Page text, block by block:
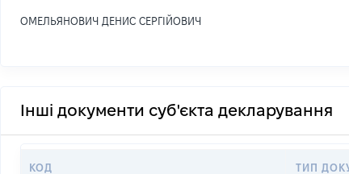
ОМЕЛЬЯНОВИЧ ДЕНИС СЕРГІЙОВИЧ
Інші документи суб'єкта декларування
КОД ТИП